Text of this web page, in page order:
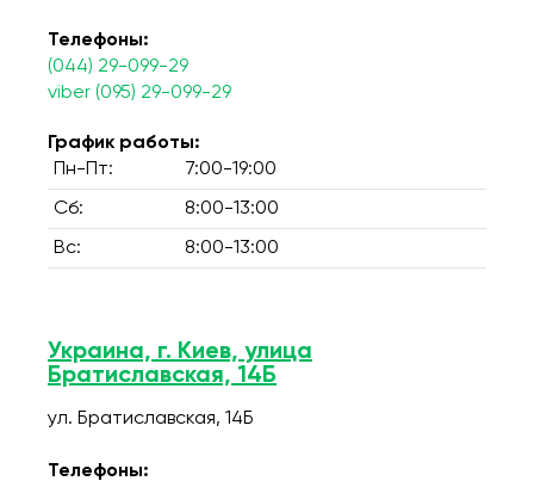
Телефоны:
(044) 29-099-29
viber (095) 29-099-29
График работы:
Пн-Пт:
7:00-19:00
Сб: 8:00-13:00
Вс: 8:00-13:00
Украина, г. Киев, улица
Братиславская, 14Б
ул. Братиславская, 14Б
Телефоны: